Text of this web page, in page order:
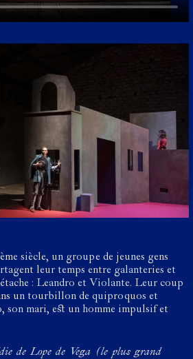
siècle, un groupe de jeunes gens
leur temps entre galanteries et
: Leandro et Violante. Leur coup
un tourbillon de quiproquos et
son mari, est un homme impulsif et
de Lope de Vega (le plus grand